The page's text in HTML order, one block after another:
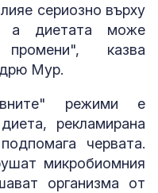
сериозно върху
а диетата може
казва
Мур.
режими е
рекламирана
червата.
микробиомния
организма от